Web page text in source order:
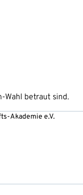
betraut sind.
Akademie e.V.